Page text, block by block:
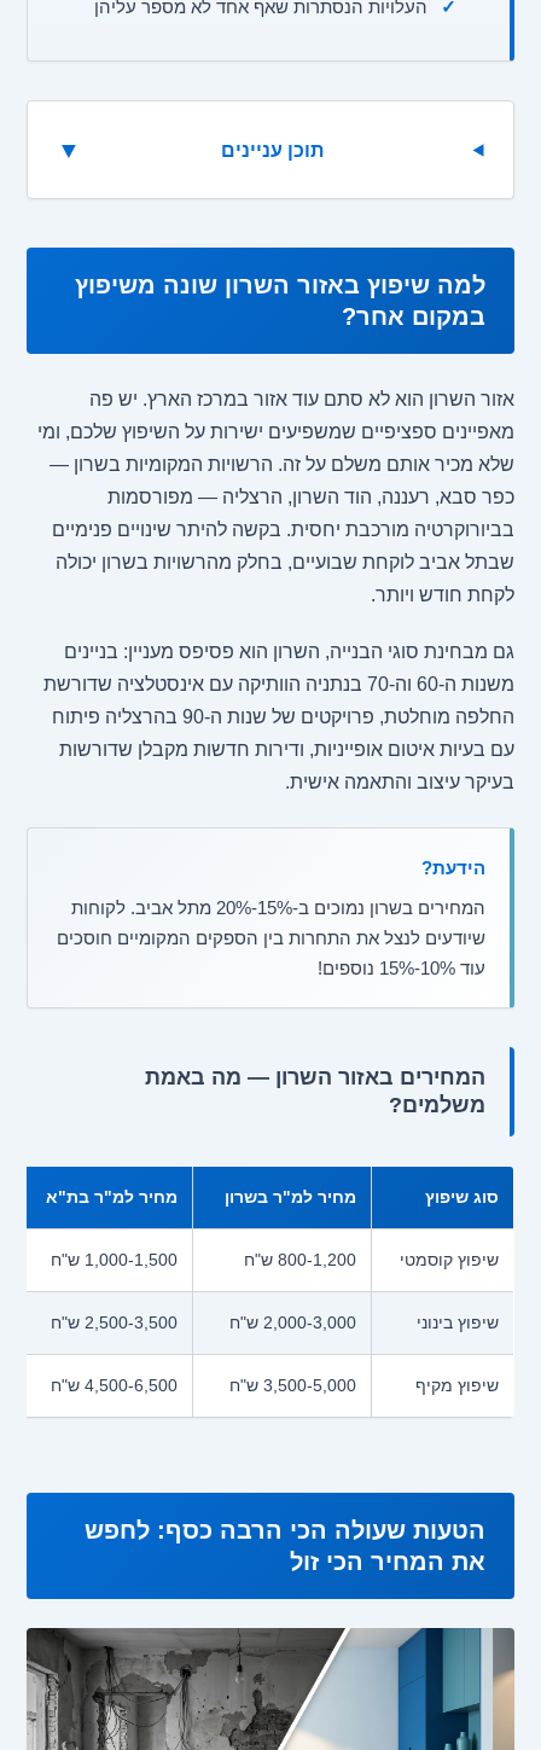
✓ העלויות הנסתרות שאף אחד לא מספר עליהן
תוכן עניינים ▼
למה שיפוץ באזור השרון שונה משיפוץ
במקום אחר?
אזור השרון הוא לא סתם עוד אזור במרכז הארץ. יש פה
מאפיינים ספציפיים שמשפיעים ישירות על השיפוץ שלכם, ומי
שלא מכיר אותם משלם על זה. הרשויות המקומיות בשרון —
כפר סבא, רעננה, הוד השרון, הרצליה — מפורסמות
בביורוקרטיה מורכבת יחסית. בקשה להיתר שינויים פנימיים
שבתל אביב לוקחת שבועיים, בחלק מהרשויות בשרון יכולה
לקחת חודש ויותר.
גם מבחינת סוגי הבנייה, השרון הוא פסיפס מעניין: בניינים
משנות ה-60 וה-70 בנתניה הוותיקה עם אינסטלציה שדורשת
החלפה מוחלטת, פרויקטים של שנות ה-90 בהרצליה פיתוח
עם בעיות איטום אופייניות, ודירות חדשות מקבלן שדורשות
בעיקר עיצוב והתאמה אישית.
הידעת?
המחירים בשרון נמוכים ב-15%-20% מתל אביב. לקוחות
שיודעים לנצל את התחרות בין הספקים המקומיים חוסכים
עוד 10%-15% נוספים!
המחירים באזור השרון — מה באמת
משלמים?
סוג שיפוץ מחיר למ"ר בשרון מחיר למ"ר בת"א
שיפוץ קוסמטי 800-1,200 ש"ח 1,000-1,500 ש"ח
שיפוץ בינוני 2,000-3,000 ש"ח 2,500-3,500 ש"ח
שיפוץ מקיף 3,500-5,000 ש"ח 4,500-6,500 ש"ח
הטעות שעולה הכי הרבה כסף: לחפש
את המחיר הכי זול